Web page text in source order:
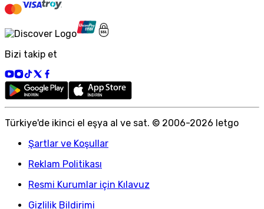
Bizi takip et
Türkiye'de ikinci el eşya al ve sat. © 2006-2026 letgo
Şartlar ve Koşullar
Reklam Politikası
Resmi Kurumlar için Kılavuz
Gizlilik Bildirimi